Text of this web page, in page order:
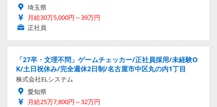
埼玉県
月給30万5,000円～39万円
正社員
「27卒・文理不問」ゲームチェッカー/正社員採用/未経験O
K/土日祝休み/完全週休2日制/名古屋市中区丸の内1丁目
株式会社ELシステム
愛知県
月給25万7,800円～32万円